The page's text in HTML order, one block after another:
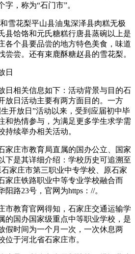
，称为“石门市”。
雪花梨平山县油鬼深泽县肉糕无极
县饸饹和元氏糖糕行唐县蒸碗以上是
各个县要品尝的地方特色美食，味道
尝尝。还有束鹿酥糖赵县的雪花梨。
日
日相关信息如下：活动背景与目的石
放日活动主要有两方面目的。一方
开放日”活动以来，受到应届初中毕
和热情参与，为满足更多学生求学需
持续举办相关活动。
家庄市教育局直属的国办公立、国家
下是其详细介绍：学校历史可追溯至
石家庄市第三职业中专学校、原石家
家庄铁路职业中等专业学校融合而
路23号，官网为https：//。
市教育官网得知，石家庄交通运输学
的国办国家级重点中等职业学校，是
假时间为一个月一次，一次休息两
位于河北省石家庄市。